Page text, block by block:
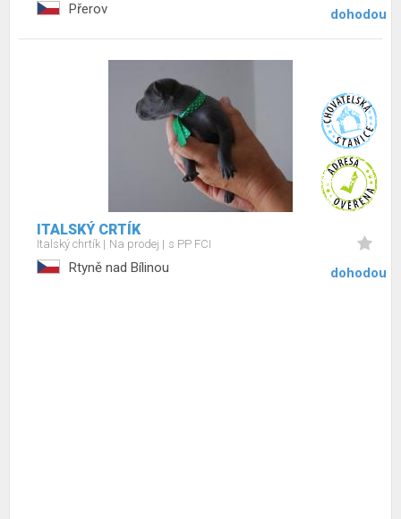
Přerov dohodou
ITALSKÝ CRTÍK
Italský chrtík Na prodej s PP FCI
Rtyně nad Bílinou dohodou